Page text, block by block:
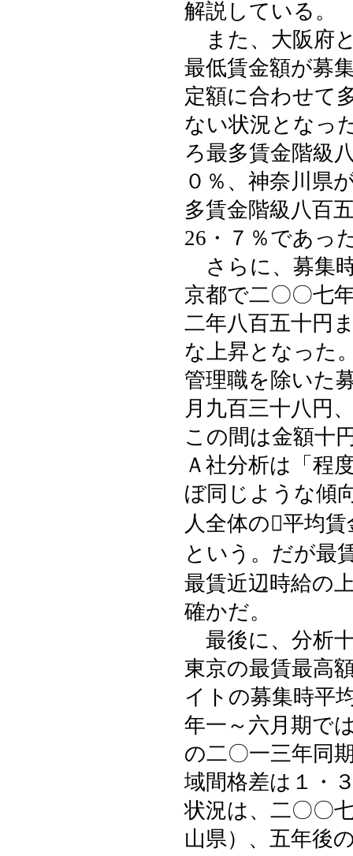
解説している。
また、大阪府
最低賃金額が募
定額に合わせて
ない状況となっ
ろ最多賃金階級
０％、神奈川県
多賃金階級八百
26・７％であっ
さらに、募集
京都で二〇〇七
二年八百五十円
な上昇となった
管理職を除いた
月九百三十八円
この間は金額十
Ａ社分析は「程
ぼ同じような傾
人全体の平均
という。だが最
最賃近辺時給の
確かだ。
最後に、分析
東京の最賃最高
イトの募集時平
年一～六月期で
の二〇一三年同
域間格差は１・
状況は、二〇〇
山県）、五年後